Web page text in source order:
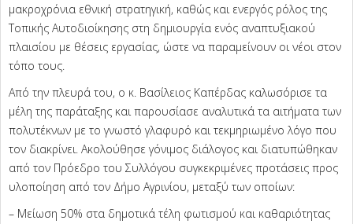
μακροχρόνια εθνική στρατηγική, καθώς και ενεργός ρόλος της
Τοπικής Αυτοδιοίκησης στη δημιουργία ενός αναπτυξιακού
πλαισίου με θέσεις εργασίας, ώστε να παραμείνουν οι νέοι στον
τόπο τους.
Από την πλευρά του, ο κ. Βασίλειος Καπέρδας καλωσόρισε τα
μέλη της παράταξης και παρουσίασε αναλυτικά τα αιτήματα των
πολυτέκνων με το γνωστό γλαφυρό και τεκμηριωμένο λόγο που
τον διακρίνει. Ακολούθησε γόνιμος διάλογος και διατυπώθηκαν
από τον Πρόεδρο του Συλλόγου συγκεκριμένες προτάσεις προς
υλοποίηση από τον Δήμο Αγρινίου, μεταξύ των οποίων:
– Μείωση 50% στα δημοτικά τέλη φωτισμού και καθαριότητας